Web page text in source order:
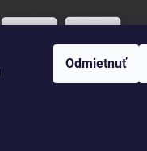
Odmietnuť